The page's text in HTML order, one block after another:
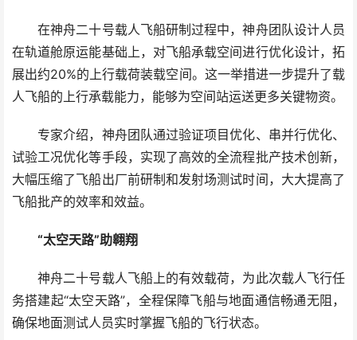
在神舟二十号载人飞船研制过程中，神舟团队设计人员
在轨道舱原运能基础上，对飞船承载空间进行优化设计，拓
展出约20%的上行载荷装载空间。这一举措进一步提升了载
人飞船的上行承载能力，能够为空间站运送更多关键物资。
专家介绍，神舟团队通过验证项目优化、串并行优化、
试验工况优化等手段，实现了高效的全流程批产技术创新，
大幅压缩了飞船出厂前研制和发射场测试时间，大大提高了
飞船批产的效率和效益。
“太空天路”助翱翔
神舟二十号载人飞船上的有效载荷，为此次载人飞行任
务搭建起“太空天路”，全程保障飞船与地面通信畅通无阻，
确保地面测试人员实时掌握飞船的飞行状态。